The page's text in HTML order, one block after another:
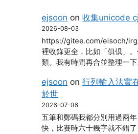
ejsoon on收集unicode
2026-08-03
https://gitee.com/eisoch/
裡收錄更全，比如「俱倶」
類。我有時間再合並整理一下
ejsoon on行列輸入法實
於世
2026-07-06
五筆和鄭碼我都分別用過兩
快，比賽時六十幾字就不錯